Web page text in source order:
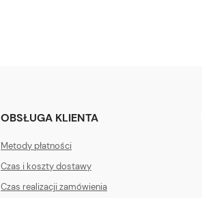
OBSŁUGA KLIENTA
Metody płatności
Czas i koszty dostawy
Czas realizacji zamówienia